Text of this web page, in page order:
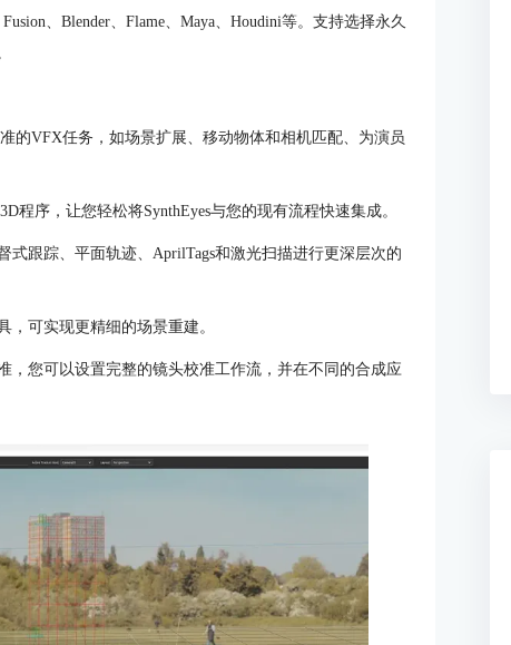
、Blender、Flame、Maya、Houdini等。支持选择永久
的VFX任务，如场景扩展、移动物体和相机匹配、为演员
程序，让您轻松将SynthEyes与您的现有流程快速集成。
式跟踪、平面轨迹、AprilTags和激光扫描进行更深层次的
，可实现更精细的场景重建。
，您可以设置完整的镜头校准工作流，并在不同的合成应